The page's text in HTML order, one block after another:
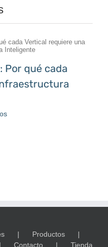
Por qué cada
Productos
Contacto Tienda